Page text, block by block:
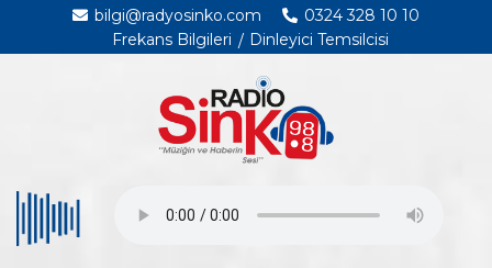
bilgi@radyosinko.com
0324 328 10 10
Frekans Bilgileri
Dinleyici Temsilcisi